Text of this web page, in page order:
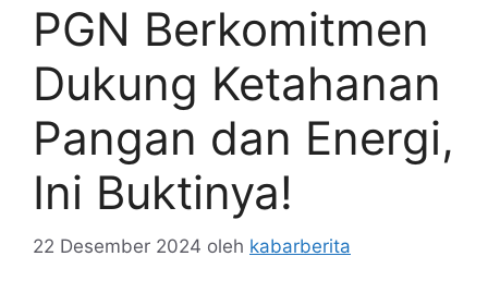
PGN Berkomitmen
Dukung Ketahanan
Pangan dan Energi,
Ini Buktinya!
22 Desember 2024 oleh kabarberita